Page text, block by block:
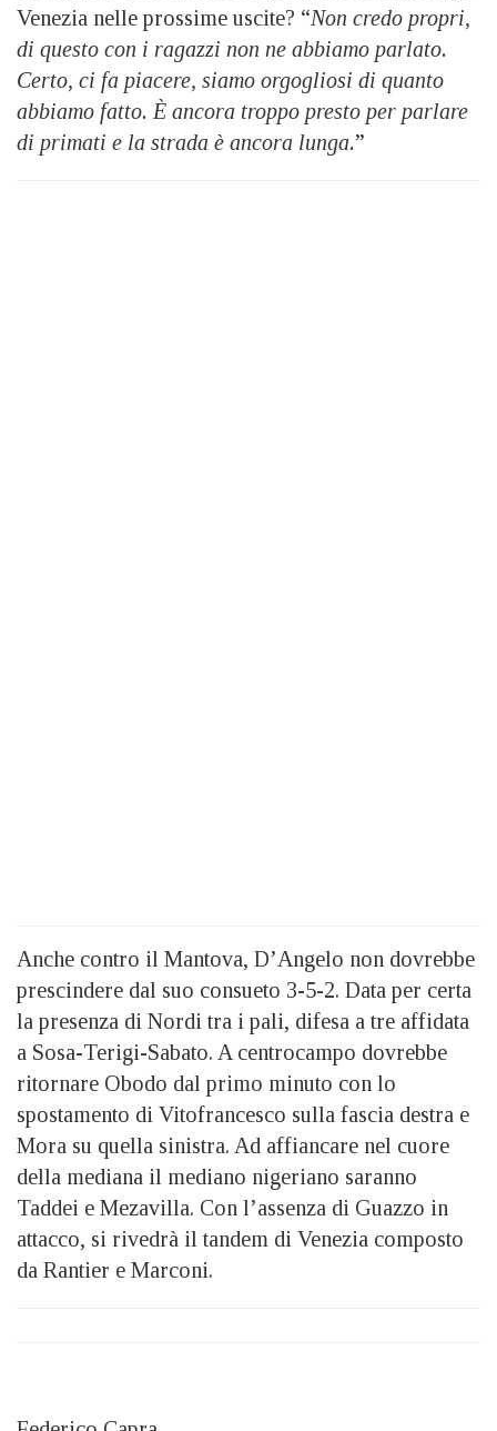
Venezia nelle prossime uscite? “Non credo propri,
di questo con i ragazzi non ne abbiamo parlato.
Certo, ci fa piacere, siamo orgogliosi di quanto
abbiamo fatto. È ancora troppo presto per parlare
di primati e la strada è ancora lunga.”
Anche contro il Mantova, D’Angelo non dovrebbe
prescindere dal suo consueto 3-5-2. Data per certa
la presenza di Nordi tra i pali, difesa a tre affidata
a Sosa-Terigi-Sabato. A centrocampo dovrebbe
ritornare Obodo dal primo minuto con lo
spostamento di Vitofrancesco sulla fascia destra e
Mora su quella sinistra. Ad affiancare nel cuore
della mediana il mediano nigeriano saranno
Taddei e Mezavilla. Con l’assenza di Guazzo in
attacco, si rivedrà il tandem di Venezia composto
da Rantier e Marconi.